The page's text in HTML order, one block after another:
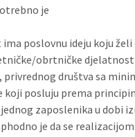
je
poslovnu ideju koju
obrtničke
društva sa
koji posluju prema
zaposlenika u dobi
je da se